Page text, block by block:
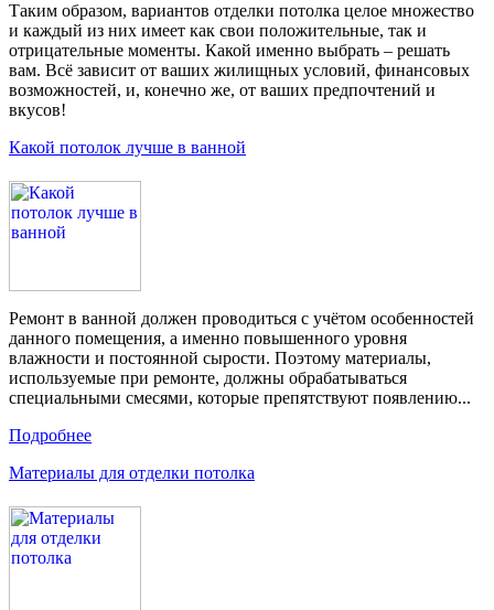
Таким образом, вариантов отделки потолка целое множество
и каждый из них имеет как свои положительные, так и
отрицательные моменты. Какой именно выбрать – решать
вам. Всё зависит от ваших жилищных условий, финансовых
возможностей, и, конечно же, от ваших предпочтений и
вкусов!
Какой потолок лучше в ванной
Ремонт в ванной должен проводиться с учётом особенностей
данного помещения, а именно повышенного уровня
влажности и постоянной сырости. Поэтому материалы,
используемые при ремонте, должны обрабатываться
специальными смесями, которые препятствуют появлению...
Подробнее
Материалы для отделки потолка